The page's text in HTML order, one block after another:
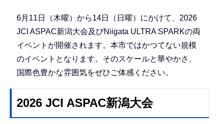
6月11日（木曜）から14日（日曜）にかけて、2026
JCI ASPAC新潟大会及びNiigata ULTRA SPARKの両
イベントが開催されます。本市ではかつてない規模
のイベントとなります。そのスケールと華やかさ、
国際色豊かな雰囲気をぜひご体感ください。
2026 JCI ASPAC新潟大会